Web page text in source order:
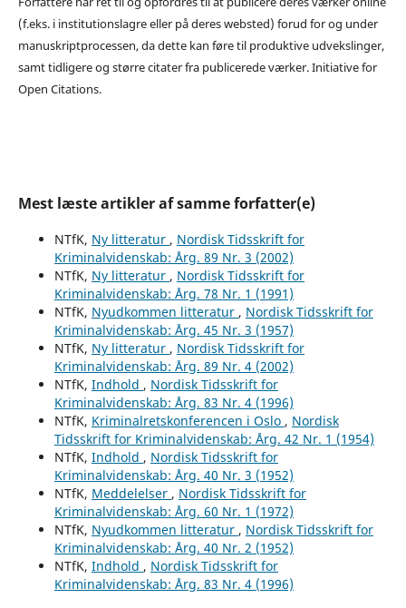
(f.eks. i institutionslagre eller på deres websted) forud for og under
manuskriptprocessen, da dette kan føre til produktive udvekslinger,
samt tidligere og større citater fra publicerede værker. Initiative for
Open Citations.
Mest læste artikler af samme forfatter(e)
NTfK, Ny litteratur , Nordisk Tidsskrift for
Kriminalvidenskab: Årg. 89 Nr. 3 (2002)
NTfK, Ny litteratur , Nordisk Tidsskrift for
Kriminalvidenskab: Årg. 78 Nr. 1 (1991)
NTfK, Nyudkommen litteratur , Nordisk Tidsskrift for
Kriminalvidenskab: Årg. 45 Nr. 3 (1957)
NTfK, Ny litteratur , Nordisk Tidsskrift for
Kriminalvidenskab: Årg. 89 Nr. 4 (2002)
NTfK, Indhold , Nordisk Tidsskrift for
Kriminalvidenskab: Årg. 83 Nr. 4 (1996)
NTfK, Kriminalretskonferencen i Oslo , Nordisk
Tidsskrift for Kriminalvidenskab: Årg. 42 Nr. 1 (1954)
NTfK, Indhold , Nordisk Tidsskrift for
Kriminalvidenskab: Årg. 40 Nr. 3 (1952)
NTfK, Meddelelser , Nordisk Tidsskrift for
Kriminalvidenskab: Årg. 60 Nr. 1 (1972)
NTfK, Nyudkommen litteratur , Nordisk Tidsskrift for
Kriminalvidenskab: Årg. 40 Nr. 2 (1952)
NTfK, Indhold , Nordisk Tidsskrift for
Kriminalvidenskab: Årg. 83 Nr. 4 (1996)